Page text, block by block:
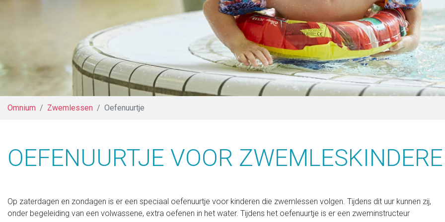
Omnium Zwemlessen Oefenuurtje
OEFENUURTJE VOOR
Op zaterdagen en zondagen is er een speciaal oefenuurtje voor kinderen die zwemlessen volgen. Tijdens dit uur kunnen zij,
onder begeleiding van een volwassene, extra oefenen in het water. Tijdens het oefenuurtje is er een zweminstructeur